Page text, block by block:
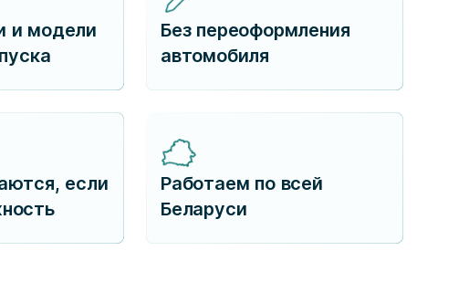
и модели
Без переоформления
автомобиля
если
Работаем по всей
Беларуси